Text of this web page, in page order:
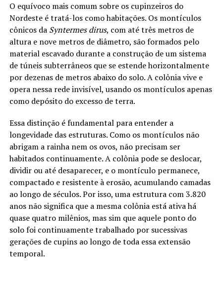
O equívoco mais comum sobre os cupinzeiros do
Nordeste é tratá-los como habitações. Os montículos
cônicos da Syntermes dirus, com até três metros de
altura e nove metros de diâmetro, são formados pelo
material escavado durante a construção de um sistema
de túneis subterrâneos que se estende horizontalmente
por dezenas de metros abaixo do solo. A colônia vive e
opera nessa rede invisível, usando os montículos apenas
como depósito do excesso de terra.
Essa distinção é fundamental para entender a
longevidade das estruturas. Como os montículos não
abrigam a rainha nem os ovos, não precisam ser
habitados continuamente. A colônia pode se deslocar,
dividir ou até desaparecer, e o montículo permanece,
compactado e resistente à erosão, acumulando camadas
ao longo de séculos. Por isso, uma estrutura com 3.820
anos não significa que a mesma colônia está ativa há
quase quatro milênios, mas sim que aquele ponto do
solo foi continuamente trabalhado por sucessivas
gerações de cupins ao longo de toda essa extensão
temporal.